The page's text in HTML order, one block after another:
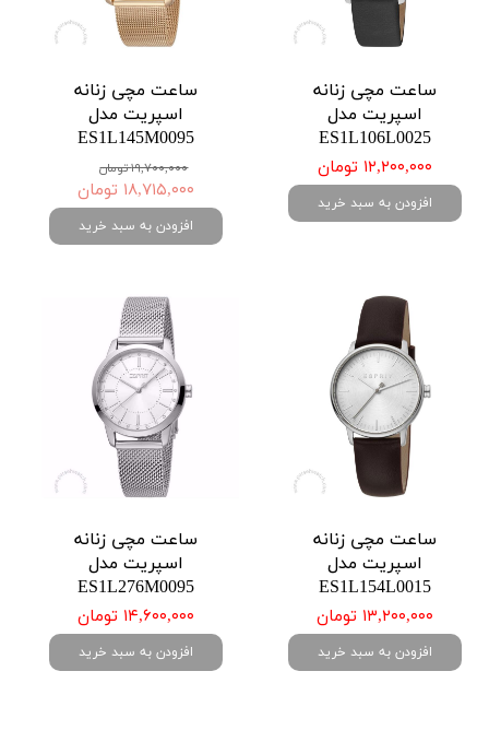
ساعت مچی زنانه
اسپریت مدل
ES1L106L0025
۱۲,۲۰۰,۰۰۰ تومان
افزودن به سبد خرید
ساعت مچی زنانه
اسپریت مدل
ES1L145M0095
۱۹,۷۰۰,۰۰۰ تومان
۱۸,۷۱۵,۰۰۰ تومان
افزودن به سبد خرید
ساعت مچی زنانه
اسپریت مدل
ES1L154L0015
۱۳,۲۰۰,۰۰۰ تومان
افزودن به سبد خرید
ساعت مچی زنانه
اسپریت مدل
ES1L276M0095
۱۴,۶۰۰,۰۰۰ تومان
افزودن به سبد خرید